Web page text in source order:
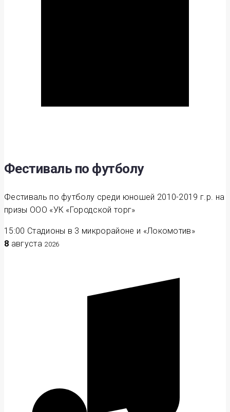
Фестиваль по футболу
Фестиваль по футболу среди юношей 2010-2019 г.р. на
призы ООО «УК «Городской торг»
15:00 Стадионы в 3 микрорайоне и «Локомотив»
8 августа 2026